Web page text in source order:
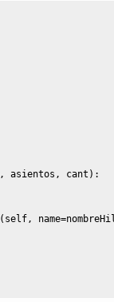
, asientos , cant ) :
( self, name=